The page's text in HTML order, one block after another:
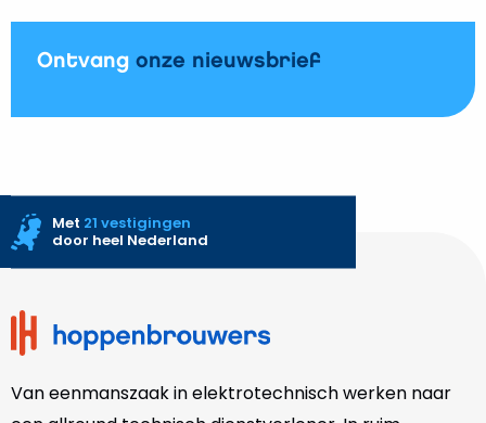
Ontvang onze nieuwsbrief
Site
footer
Met 21 vestigingen
door heel Nederland
Van eenmanszaak in elektrotechnisch werken naar